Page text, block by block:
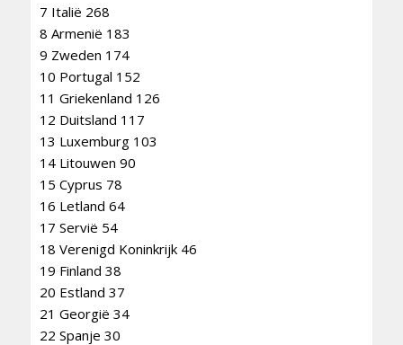
7 Italië 268
8 Armenië 183
9 Zweden 174
10 Portugal 152
11 Griekenland 126
12 Duitsland 117
13 Luxemburg 103
14 Litouwen 90
15 Cyprus 78
16 Letland 64
17 Servië 54
18 Verenigd Koninkrijk 46
19 Finland 38
20 Estland 37
21 Georgië 34
22 Spanje 30